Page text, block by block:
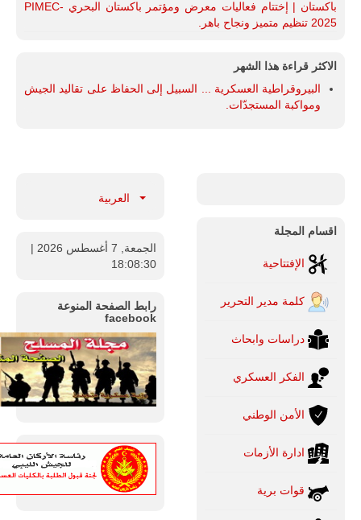
باكستان | إختتام فعاليات معرض ومؤتمر باكستان البحري PIMEC-
2025 تنظيم متميز ونجاح باهر.
الاكثر قراءة هذا الشهر
البيروقراطية العسكرية ... السبيل إلى الحفاظ على تقاليد الجيش
ومواكبة المستجدّات.
اقسام المجلة
الإفتتاحية
كلمة مدير التحرير
دراسات وابحاث
الفكر العسكري
الأمن الوطني
ادارة الأزمات
قوات برية
العربية
الجمعة, 7 أغسطس 2026
|
18:08:31
رابط الصفحة المنوعة
facebook